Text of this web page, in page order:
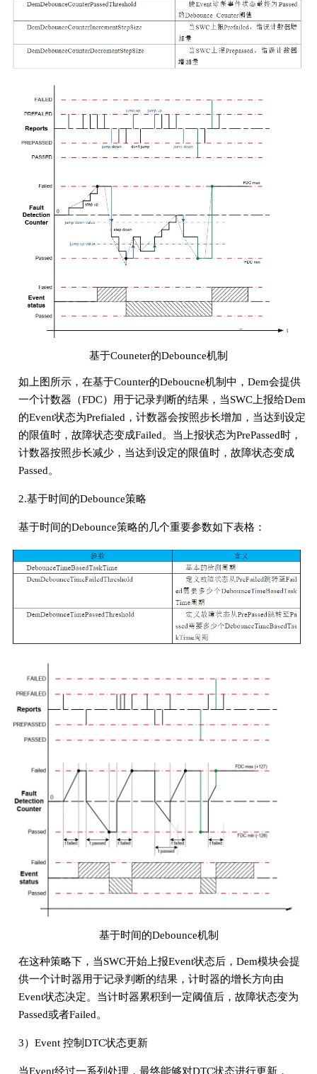
基于Couneter的Debounce机制
如上图所示，在基于Counter的Deboucne机制中，Dem会提供
一个计数器（FDC）用于记录判断的结果，当SWC上报给Dem
的Event状态为Prefialed，计数器会按照步长增加，当达到设定
的限值时，故障状态变成Failed。当上报状态为PrePassed时，
计数器按照步长减少，当达到设定的限值时，故障状态变成
Passed。
2.基于时间的Debounce策略
基于时间的Debounce策略的几个重要参数如下表格：
基于时间的Debounce机制
在这种策略下，当SWC开始上报Event状态后，Dem模块会提
供一个计时器用于记录判断的结果，计时器的增长方向由
Event状态决定。当计时器累积到一定阈值后，故障状态变为
Passed或者Failed。
3）Event 控制DTC状态更新
当Event经过一系列处理，最终能够对DTC状态进行更新，